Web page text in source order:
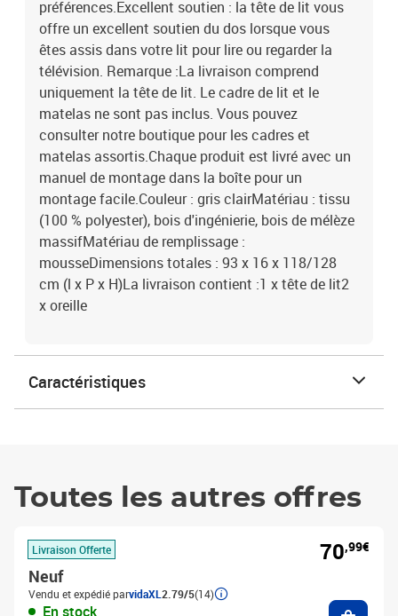
préférences.Excellent soutien : la tête de lit vous
offre un excellent soutien du dos lorsque vous
êtes assis dans votre lit pour lire ou regarder la
télévision. Remarque :La livraison comprend
uniquement la tête de lit. Le cadre de lit et le
matelas ne sont pas inclus. Vous pouvez
consulter notre boutique pour les cadres et
matelas assortis.Chaque produit est livré avec un
manuel de montage dans la boîte pour un
montage facile.Couleur : gris clairMatériau : tissu
(100 % polyester), bois d'ingénierie, bois de mélèze
massifMatériau de remplissage :
mousseDimensions totales : 93 x 16 x 118/128
cm (l x P x H)La livraison contient :1 x tête de lit2
x oreille
Caractéristiques
Toutes les autres offres
Livraison Offerte
Neuf
Vendu et expédié parvidaXL 2.79/5(14)
En stock
70,99€